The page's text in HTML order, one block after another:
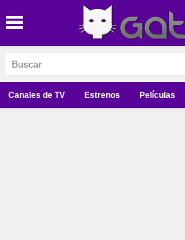
Canales de TV Estrenos Películas